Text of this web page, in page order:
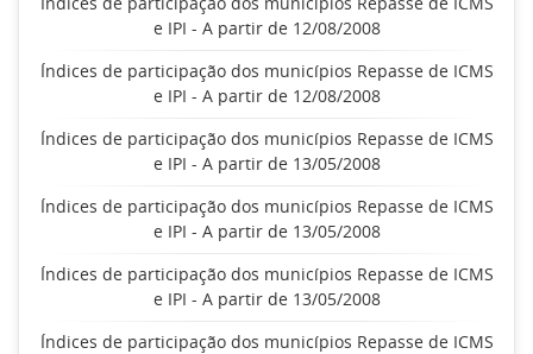
e IPI - A partir de 12/08/2008
Índices de participação dos municípios Repasse de ICMS
e IPI - A partir de 12/08/2008
Índices de participação dos municípios Repasse de ICMS
e IPI - A partir de 13/05/2008
Índices de participação dos municípios Repasse de ICMS
e IPI - A partir de 13/05/2008
Índices de participação dos municípios Repasse de ICMS
e IPI - A partir de 13/05/2008
Índices de participação dos municípios Repasse de ICMS